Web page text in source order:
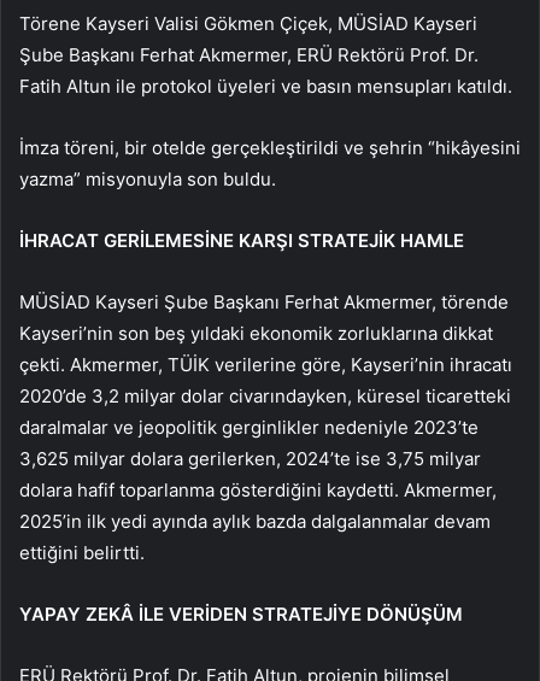
Törene Kayseri Valisi Gökmen Çiçek, MÜSİAD Kayseri
Şube Başkanı Ferhat Akmermer, ERÜ Rektörü Prof. Dr.
Fatih Altun ile protokol üyeleri ve basın mensupları katıldı.
İmza töreni, bir otelde gerçekleştirildi ve şehrin “hikâyesini
yazma” misyonuyla son buldu.
İHRACAT GERİLEMESİNE KARŞI STRATEJİK HAMLE
MÜSİAD Kayseri Şube Başkanı Ferhat Akmermer, törende
Kayseri’nin son beş yıldaki ekonomik zorluklarına dikkat
çekti. Akmermer, TÜİK verilerine göre, Kayseri’nin ihracatı
2020’de 3,2 milyar dolar civarındayken, küresel ticaretteki
daralmalar ve jeopolitik gerginlikler nedeniyle 2023’te
3,625 milyar dolara gerilerken, 2024’te ise 3,75 milyar
dolara hafif toparlanma gösterdiğini kaydetti. Akmermer,
2025’in ilk yedi ayında aylık bazda dalgalanmalar devam
ettiğini belirtti.
YAPAY ZEKÂ İLE VERİDEN STRATEJİYE DÖNÜŞÜM
ERÜ Rektörü Prof. Dr. Fatih Altun, projenin bilimsel